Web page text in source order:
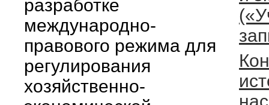
разработке
международно-
правового режима для
регулирования
хозяйственно-